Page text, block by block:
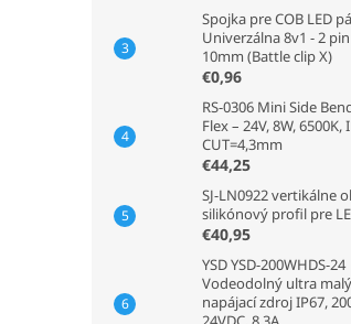
Spojka pre COB LED
Univerzálna 8v1 - 2
10mm (Battle clip X)
€0,96
RS-0306 Mini Side
Flex – 24V, 8W, 6500K,
CUT=4,3mm
€44,25
SJ-LN0922 vertikálne
silikónový profil pre
€40,95
YSD YSD-200WHDS-24
Vodeodolný ultra malý
napájací zdroj IP67,